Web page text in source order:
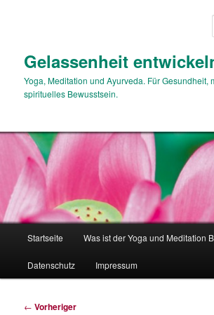
Gelassenheit
Yoga, Meditation und Ayurveda. Für Gesundheit,
spirituelles Bewusstsein.
Startseite Was ist der Yoga und Meditation
Datenschutz Impressum
Beitragsnavigation
← Vorheriger